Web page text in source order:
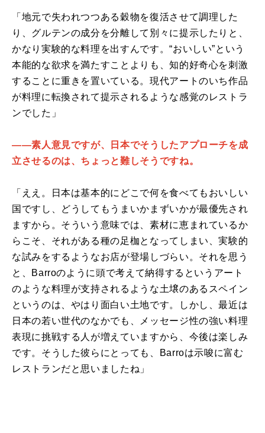
「地元で失われつつある穀物を復活させて調理した
り、グルテンの成分を分離して別々に提示したりと、
かなり実験的な料理を出すんです。“おいしい”という
本能的な欲求を満たすことよりも、知的好奇心を刺激
することに重きを置いている。現代アートのいち作品
が料理に転換されて提示されるような感覚のレストラ
ンでした」
――素人意見ですが、日本でそうしたアプローチを成
立させるのは、ちょっと難しそうですね。
「ええ。日本は基本的にどこで何を食べてもおいしい
国ですし、どうしてもうまいかまずいかが最優先され
ますから。そういう意味では、素材に恵まれているか
らこそ、それがある種の足枷となってしまい、実験的
な試みをするようなお店が登場しづらい。それを思う
と、Barroのように頭で考えて納得するというアート
のような料理が支持されるような土壌のあるスペイン
というのは、やはり面白い土地です。しかし、最近は
日本の若い世代のなかでも、メッセージ性の強い料理
表現に挑戦する人が増えていますから、今後は楽しみ
です。そうした彼らにとっても、Barroは示唆に富む
レストランだと思いましたね」